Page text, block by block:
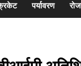
पर्यावरण